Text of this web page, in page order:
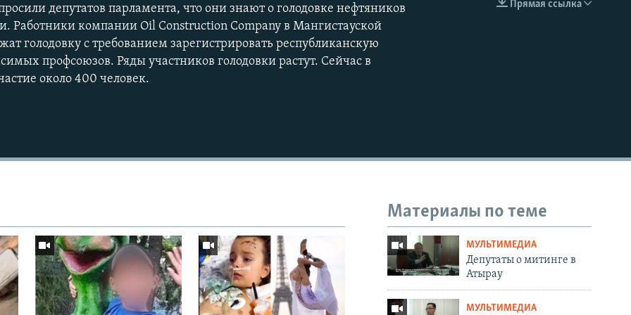
Прямая ссылка
депутатов парламента, что они знают о голодовке нефтяников
Работники компании Oil Construction Company в Мангистауской
голодовку с требованием зарегистрировать республиканскую
профсоюзов. Ряды участников голодовки растут. Сейчас в
около 400 человек.
Материалы по теме
МУЛЬТИМЕДИА
Депутаты о митинге в
Атырау
МУЛЬТИМЕДИА